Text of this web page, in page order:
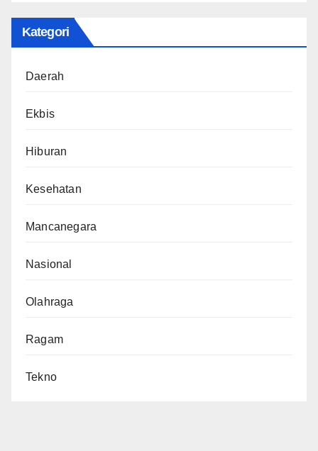
Kategori
Daerah
Ekbis
Hiburan
Kesehatan
Mancanegara
Nasional
Olahraga
Ragam
Tekno